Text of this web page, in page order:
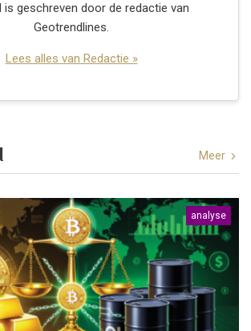
is geschreven door de redactie van
Geotrendlines.
Lees alles van Redactie »
Meer
analyse